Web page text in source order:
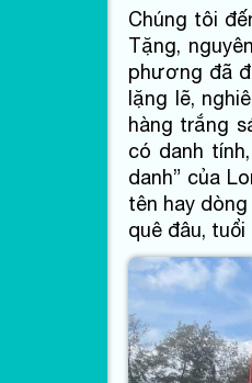
Chúng tôi
Tặng,
phương đã
lặng lẽ,
hàng trắng
có danh
danh” của
tên hay
quê đâu,